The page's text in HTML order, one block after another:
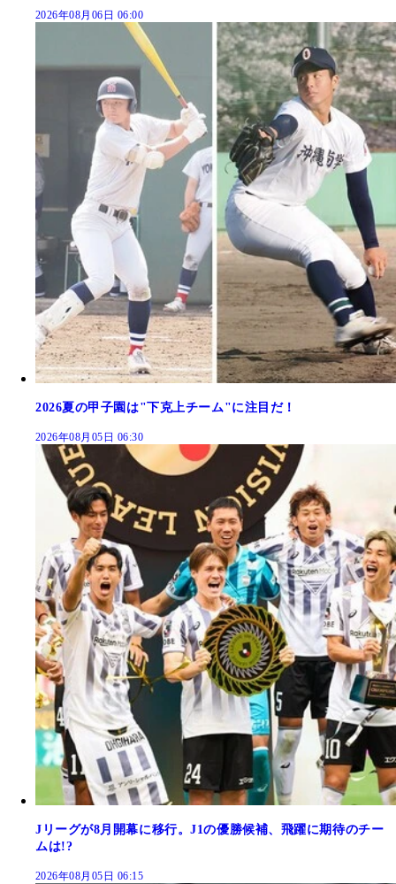
2026年08月06日 06:00
2026夏の甲子園は"下克上チーム"に注目だ！
2026年08月05日 06:30
Jリーグが8月開幕に移行。J1の優勝候補、飛躍に期待のチー
ムは!?
2026年08月05日 06:15